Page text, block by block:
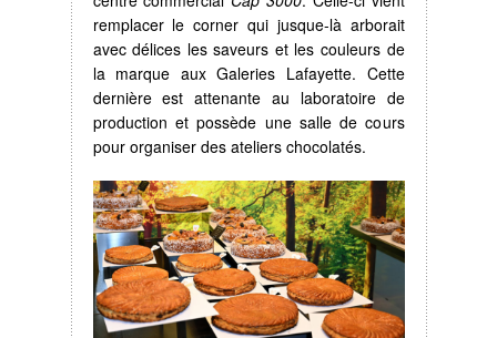
remplacer le corner qui jusque-là arborait
avec délices les saveurs et les couleurs de
la marque aux Galeries Lafayette. Cette
dernière est attenante au laboratoire de
production et possède une salle de cours
pour organiser des ateliers chocolatés.